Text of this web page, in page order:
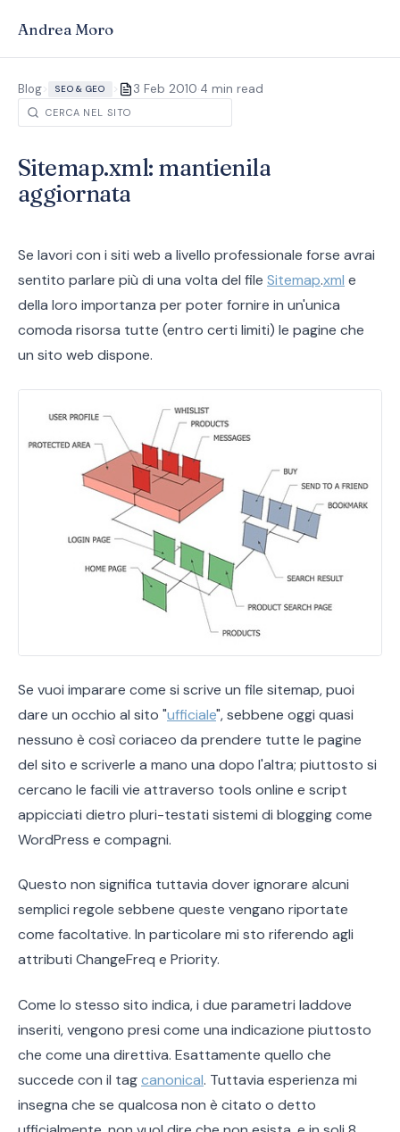
Andrea Moro
Blog> SEO & GEO > 3 Feb 2010·4 min read
Sitemap.xml: mantienila
aggiornata
Se lavori con i siti web a livello professionale forse avrai
sentito parlare più di una volta del file Sitemap.xml e
della loro importanza per poter fornire in un'unica
comoda risorsa tutte (entro certi limiti) le pagine che
un sito web dispone.
Se vuoi imparare come si scrive un file sitemap, puoi
dare un occhio al sito "ufficiale", sebbene oggi quasi
nessuno è così coriaceo da prendere tutte le pagine
del sito e scriverle a mano una dopo l'altra; piuttosto si
cercano le facili vie attraverso tools online e script
appicciati dietro pluri-testati sistemi di blogging come
WordPress e compagni.
Questo non significa tuttavia dover ignorare alcuni
semplici regole sebbene queste vengano riportate
come facoltative. In particolare mi sto riferendo agli
attributi ChangeFreq e Priority.
Come lo stesso sito indica, i due parametri laddove
inseriti, vengono presi come una indicazione piuttosto
che come una direttiva. Esattamente quello che
succede con il tagcanonical. Tuttavia esperienza mi
insegna che se qualcosa non è citato o detto